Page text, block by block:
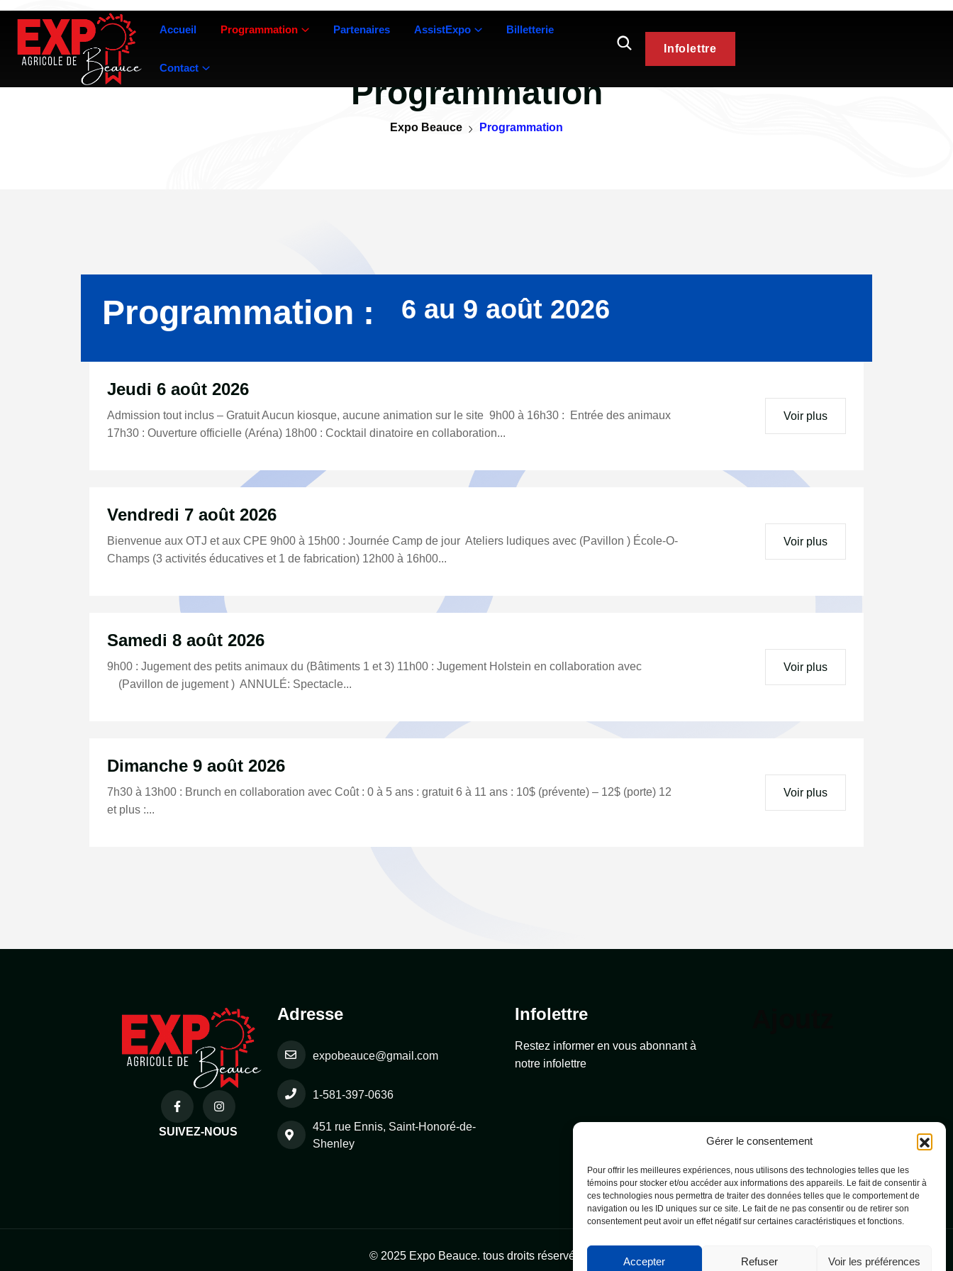
Gérer le consentement
Pour offrir les meilleures expériences, nous utilisons des technologies telles que les
témoins pour stocker et/ou accéder aux informations des appareils. Le fait de consentir à
ces technologies nous permettra de traiter des données telles que le comportement de
navigation ou les ID uniques sur ce site. Le fait de ne pas consentir ou de retirer son
consentement peut avoir un effet négatif sur certaines caractéristiques et fonctions.
Accepter Refuser Voir les préférences
Accueil Programmation Partenaires AssistExpo Billetterie
Contact
Infolettre
Programmation
Expo Beauce Programmation
Programmation : 6 au 9 août 2026
Jeudi 6 août 2026
Admission tout inclus – Gratuit Aucun kiosque, aucune animation sur le site 9h00 à 16h30 : Entrée des animaux
17h30 : Ouverture officielle (Aréna) 18h00 : Cocktail dinatoire en collaboration...
Voir plus
Vendredi 7 août 2026
Bienvenue aux OTJ et aux CPE 9h00 à 15h00 : Journée Camp de jour Ateliers ludiques avec (Pavillon ) École-O-
Champs (3 activités éducatives et 1 de fabrication) 12h00 à 16h00...
Voir plus
Samedi 8 août 2026
9h00 : Jugement des petits animaux du (Bâtiments 1 et 3) 11h00 : Jugement Holstein en collaboration avec
(Pavillon de jugement ) ANNULÉ: Spectacle...
Voir plus
Dimanche 9 août 2026
7h30 à 13h00 : Brunch en collaboration avec Coût : 0 à 5 ans : gratuit 6 à 11 ans : 10$ (prévente) – 12$ (porte) 12
et plus :...
Voir plus
SUIVEZ-NOUS
Adresse
expobeauce@gmail.com
1-581-397-0636
451 rue Ennis, Saint-Honoré-de-
Shenley
Infolettre
Restez informer en vous abonnant à
notre infolettre
© 2025 Expo Beauce. tous droits réservés.